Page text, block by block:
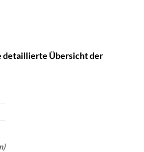
detaillierte Übersicht der